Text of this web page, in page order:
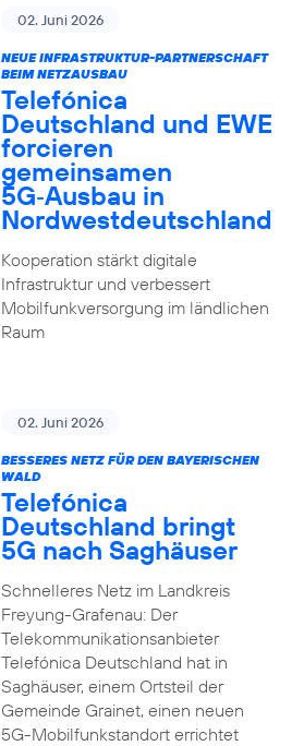
02. Juni 2026
NEUE INFRASTRUKTUR-PARTNERSCHAFT
BEIM NETZAUSBAU
Telefónica
Deutschland und EWE
forcieren
gemeinsamen
5G‑Ausbau in
Nordwestdeutschland
Kooperation stärkt digitale
Infrastruktur und verbessert
Mobilfunkversorgung im ländlichen
Raum
02. Juni 2026
BESSERES NETZ FÜR DEN BAYERISCHEN
WALD
Telefónica
Deutschland bringt
5G nach Saghäuser
Schnelleres Netz im Landkreis
Freyung-Grafenau: Der
Telekommunikationsanbieter
Telefónica Deutschland hat in
Saghäuser, einem Ortsteil der
Gemeinde Grainet, einen neuen
5G-Mobilfunkstandort errichtet